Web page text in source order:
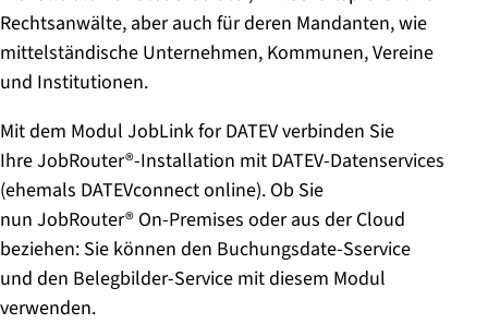
Rechtsanwälte, aber auch für deren Mandanten, wie
mittelständische Unternehmen, Kommunen, Vereine
und Institutionen.
Mit dem Modul JobLink for DATEV verbinden Sie
Ihre JobRouter®-Installation mit DATEV-Datenservices
(ehemals DATEVconnect online). Ob Sie
nun JobRouter® On-Premises oder aus der Cloud
beziehen: Sie können den Buchungsdate-Sservice
und den Belegbilder-Service mit diesem Modul
verwenden.